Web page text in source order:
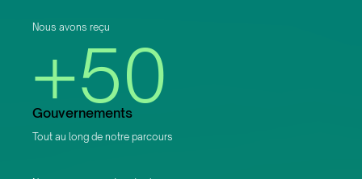
Nous avons reçu
+50
Gouvernements
Tout au long de notre parcours